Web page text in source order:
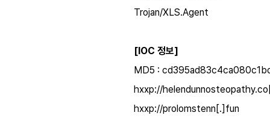
Trojan/XLS.Agent
[IOC 정보]
MD5 :
hxxp://
hxxp://prolomstenn[.]fun